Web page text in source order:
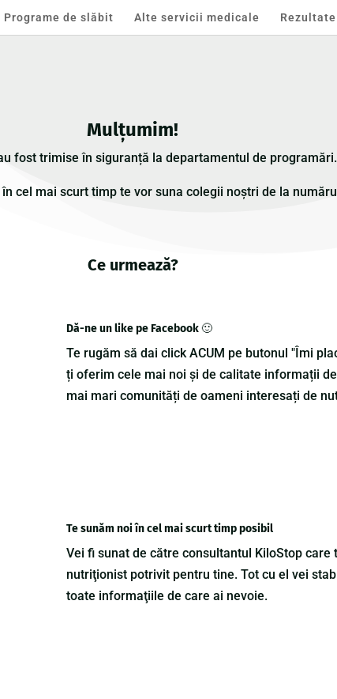
Programe de slăbit Alte servicii medicale Rezultate
Mulțumim!
fost trimise în siguranță la departamentul de programări.
cel mai scurt timp te vor suna colegii noștri de la
Ce urmează?
Dă-ne un like pe Facebook 🙂
Te rugăm să dai click ACUM pe butonul "Îmi
ți oferim cele mai noi și de calitate informații
mai mari comunități de oameni interesați de
Te sunăm noi în cel mai scurt timp posibil
Vei fi sunat de către consultantul KiloStop care
nutriţionist potrivit pentru tine. Tot cu el vei
toate informaţiile de care ai nevoie.